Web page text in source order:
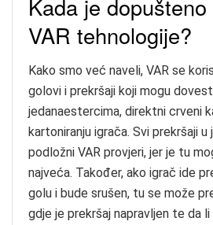
Kada je
VAR tehnologije?
Kako smo već naveli, VAR se
golovi i prekršaji koji mogu
jedanaestercima, direktni crveni
kartoniranju igrača. Svi prekršaji
podložni VAR provjeri, jer je tu
najveća. Također, ako igrač ide
golu i bude srušen, tu se može
gdje je prekršaj napravljen te da